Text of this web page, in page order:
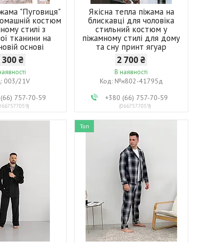
"Пуговиця"
костюм
стилі з
тканини на
основі
300 ₴
003/21V
757-70-59
Якісна тепла піжама на
блискавці для чоловіка
стильний костюм у
піжамному стилі для дому
та сну принт ягуар
2 700 ₴
В наявності
№н802-41795д
+380 (66) 757-70-59
0667577059
Топ